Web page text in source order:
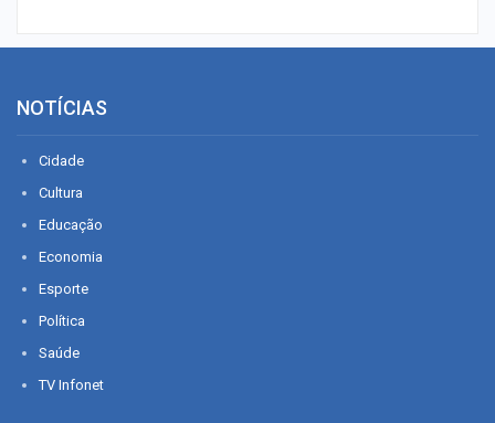
NOTÍCIAS
Cidade
Cultura
Educação
Economia
Esporte
Política
Saúde
TV Infonet